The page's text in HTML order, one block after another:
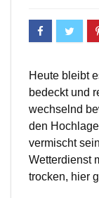
Heute bleibt
bedeckt und
wechselnd
den
vermischt
Wetterdienst
trocken, hier